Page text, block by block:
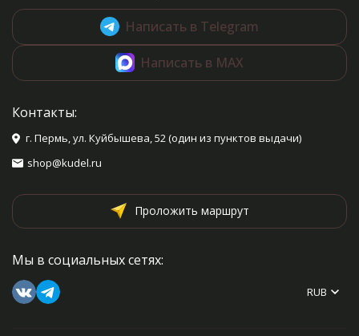
Написать в Telegram
Написать в MAX
Контакты:
г. Пермь, ул. Куйбышева, 52 (один из пунктов выдачи)
shop@kudel.ru
Проложить маршрут
Мы в социальных сетях:
RUB